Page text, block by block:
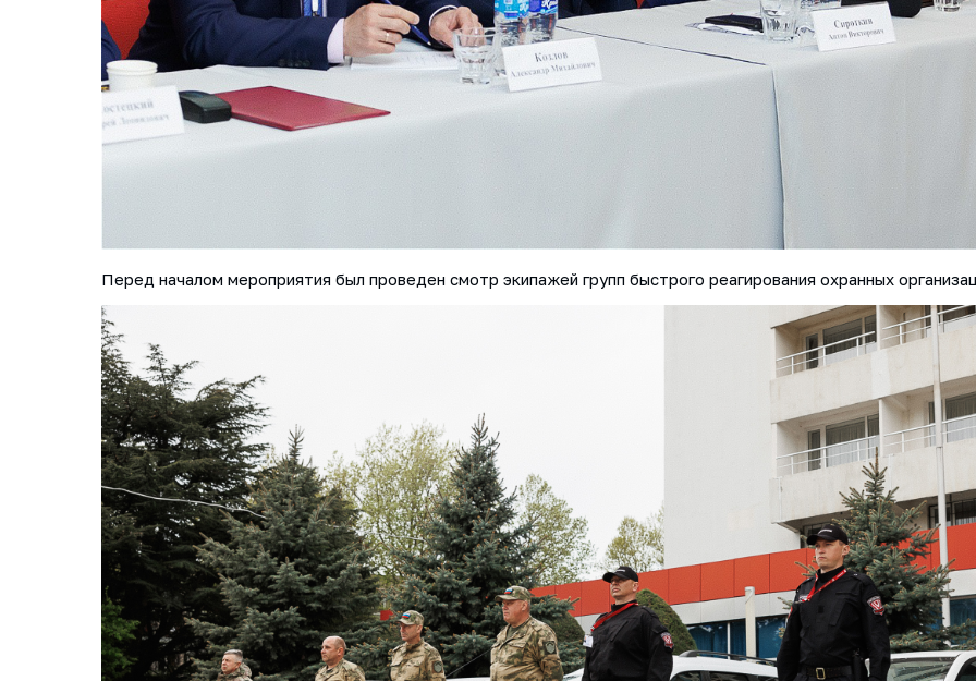
Перед началом мероприятия был проведен смотр экипажей групп быстрого реагирования охранных